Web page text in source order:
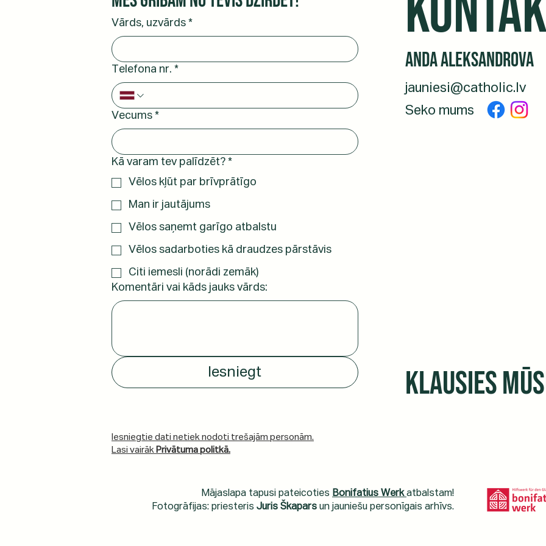
Vārds, uzvārds *
Telefona nr. *
Vecums *
Kā varam tev palīdzēt? *
Vēlos kļūt par brīvprātīgo
Man ir jautājums
Vēlos saņemt garīgo atbalstu
Vēlos sadarboties kā draudzes pārstāvis
Citi iemesli (norādi zemāk)
Komentāri vai kāds jauks vārds:
Iesniegt
Anda Aleksandrova
jauniesi@catholic.lv
Seko mums
Klausies
Iesniegtie dati netiek nodoti trešajām personām.
Lasi vairāk Privātuma politkā.
Mājaslapa tapusi pateicoties Bonifatius Werkatbalstam!
Fotogrāfijas: priesteris Juris Škapars un jauniešu personīgais arhīvs.